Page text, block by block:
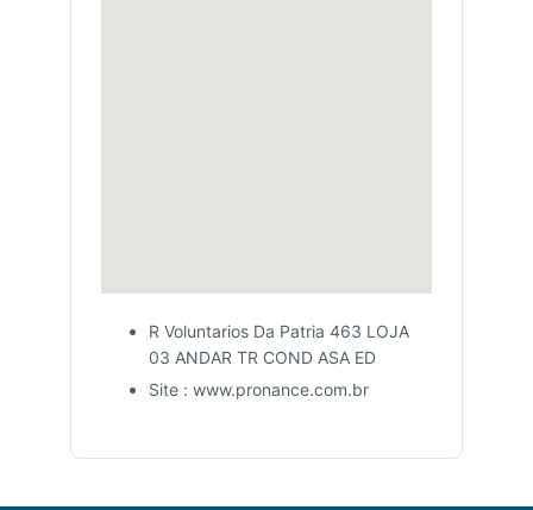
R Voluntarios Da Patria 463 LOJA
03 ANDAR TR COND ASA ED
Site : www.pronance.com.br